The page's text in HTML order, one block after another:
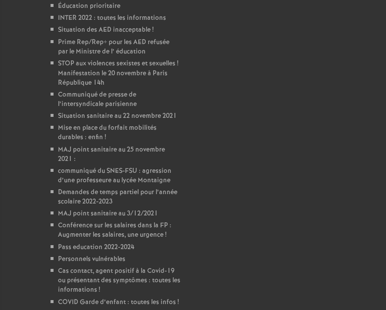
Éducation prioritaire
INTER 2022 : toutes les informations
Situation des AED inacceptable!
Prime Rep/Rep+ pour les AED refusée
par le Ministre de l’ éducation
STOP aux violences sexistes et sexuelles !
Manifestation le 20 novembre à Paris
République 14h
Communiqué de presse de
l’intersyndicale parisienne
Situation sanitaire au 22 novembre 2021
Mise en place du forfait mobilités
durables : enfin !
MAJ point sanitaire au 25 novembre
2021 :
communiqué du SNES-FSU : agression
d’une professeure au lycée Montaigne
Demandes de temps partiel pour l’année
scolaire 2022-2023
MAJ point sanitaire au 3/12/2021
Conférence sur les salaires dans la FP :
Augmenter les salaires, une urgence!
Pass education 2022-2024
Personnels vulnérables
Cas contact, agent positif à la Covid-19
ou présentant des symptômes : toutes les
informations !
COVID Garde d’enfant : toutes les infos !